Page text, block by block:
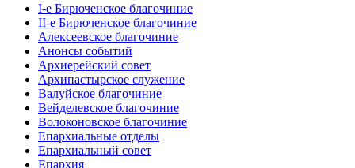
I-е Бирюченское благочиние
II-е Бирюченское благочиние
Алексеевское благочиние
Анонсы событий
Архиерейский совет
Архипастырское служение
Валуйское благочиние
Вейделевское благочиние
Волоконовское благочиние
Епархиальные отделы
Епархиальный совет
Епархия